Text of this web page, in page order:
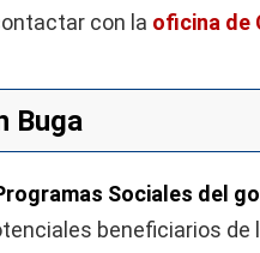
con la oficina de
Buga
Sociales del
beneficiarios de